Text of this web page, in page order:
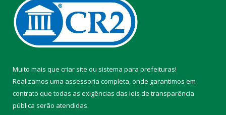
Muito mais que criar site ou sistema para prefeituras!
Realizamos uma assessoria completa, onde garantimos em
contrato que todas as exigências das leis de transparência
pública serão atendidas.